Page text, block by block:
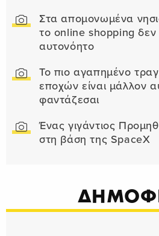
Στα απομονωμένα
το online shopping δεν
αυτονόητο
Το πιο αγαπημένο
εποχών είναι μάλλον
φαντάζεσαι
Ένας γιγάντιος
στη βάση της SpaceX